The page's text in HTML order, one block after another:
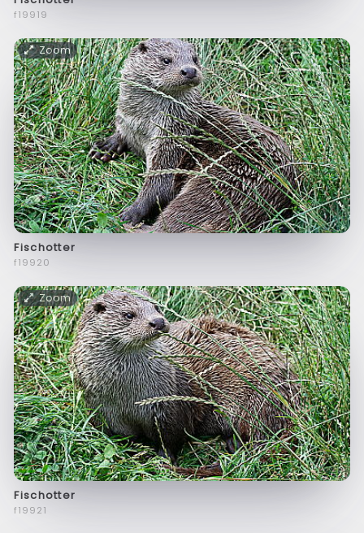
f19919
Zoom
Fischotter
f19920
Zoom
Fischotter
f19921